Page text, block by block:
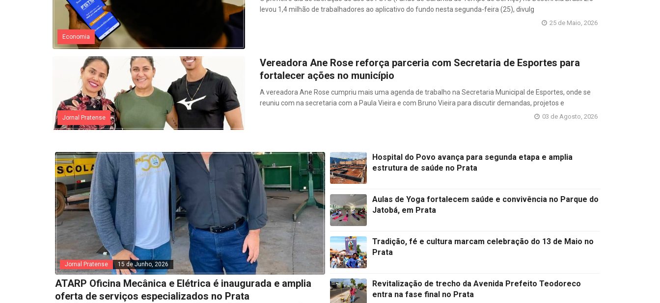
Economia
levou 1,4 milhão de trabalhadores ao aplicativo do fundo nesta segunda-feira (25), divulg
25 de Maio, 2026
Jornal Pratense
Vereadora Ane Rose reforça parceria com Secretaria de Esportes para
fortalecer ações no município
A vereadora Ane Rose cumpriu mais uma agenda de trabalho na Secretaria Municipal de Esportes, onde se
reuniu com na secretaria com a Paula Vieira e com Bruno Vieira para discutir demandas, projetos e
03 de Agosto, 2026
Jornal Pratense 15 de Junho, 2026
ATARP Oficina Mecânica e Elétrica é inaugurada e amplia
oferta de serviços especializados no Prata
Hospital do Povo avança para segunda etapa e amplia
estrutura de saúde no Prata
Aulas de Yoga fortalecem saúde e convivência no Parque do
Jatobá, em Prata
Tradição, fé e cultura marcam celebração do 13 de Maio no
Prata
Revitalização de trecho da Avenida Prefeito Teodoreco
entra na fase final no Prata